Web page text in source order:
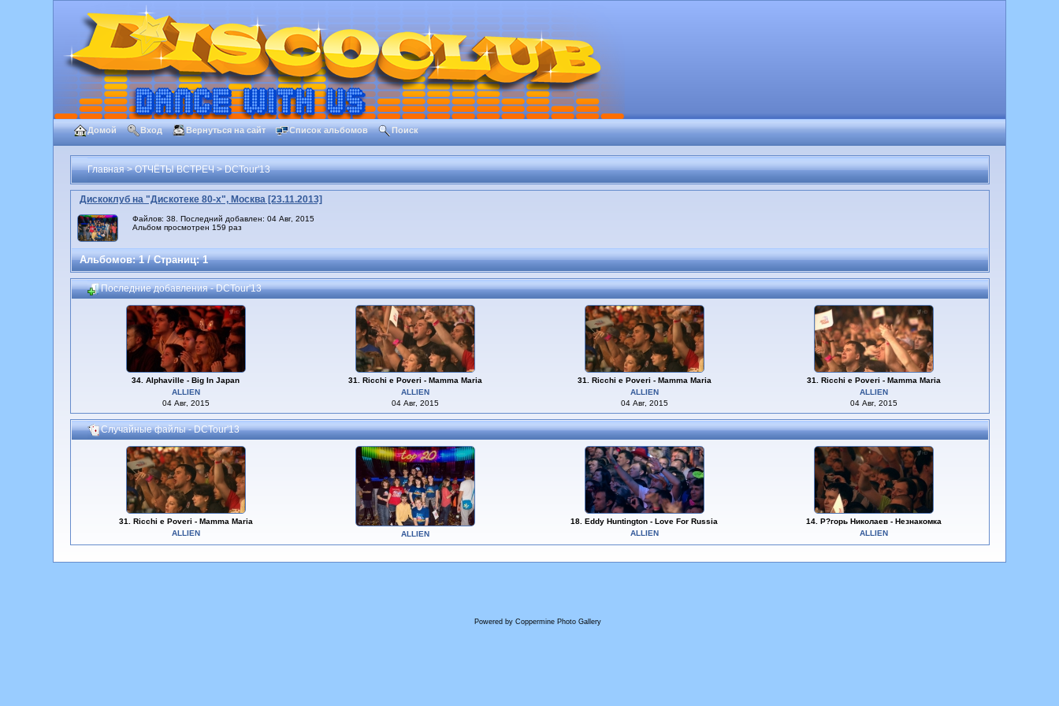
Домой Вход Вернуться на сайт Список альбомов Поиск
Главная>ОТЧЁТЫ ВСТРЕЧ>DCTour'13
Дискоклуб на "Дискотеке 80-х", Москва [23.11.2013]
Файлов: 38. Последний добавлен: 04 Авг, 2015
Альбом просмотрен 159 раз
Альбомов: 1 / Страниц: 1
Последние добавления - DCTour'13
34. Alphaville - Big In Japan
ALLIEN
04 Авг, 2015
31. Ricchi e Poveri - Mamma Maria
ALLIEN
04 Авг, 2015
31. Ricchi e Poveri - Mamma Maria
ALLIEN
04 Авг, 2015
31. Ricchi e Poveri - Mamma Maria
ALLIEN
04 Авг, 2015
Случайные файлы - DCTour'13
31. Ricchi e Poveri - Mamma Maria
ALLIEN
ALLIEN
18. Eddy Huntington - Love For Russia
ALLIEN
14. Р?горь Николаев - Незнакомка
ALLIEN
Powered by Coppermine Photo Gallery